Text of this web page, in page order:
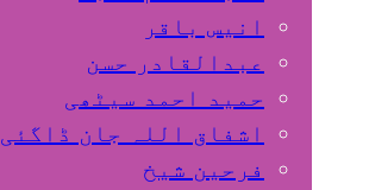
انیس باقر
عبدالقادر حسن
حمید احمد سیٹھی
اشفاق اللہ جان ڈاگئی
فرحین شیخ